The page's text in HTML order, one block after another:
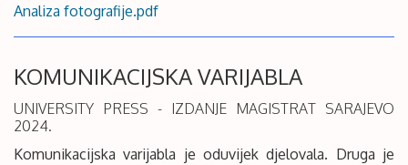
Analiza fotografije.pdf
KOMUNIKACIJSKA VARIJABLA
UNIVERSITY PRESS - IZDANJE MAGISTRAT SARAJEVO
2024.
Komunikacijska varijabla je oduvijek djelovala. Druga je